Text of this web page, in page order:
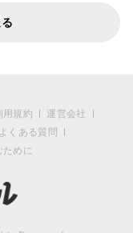
用規約
運営会社
よくある質問
ために